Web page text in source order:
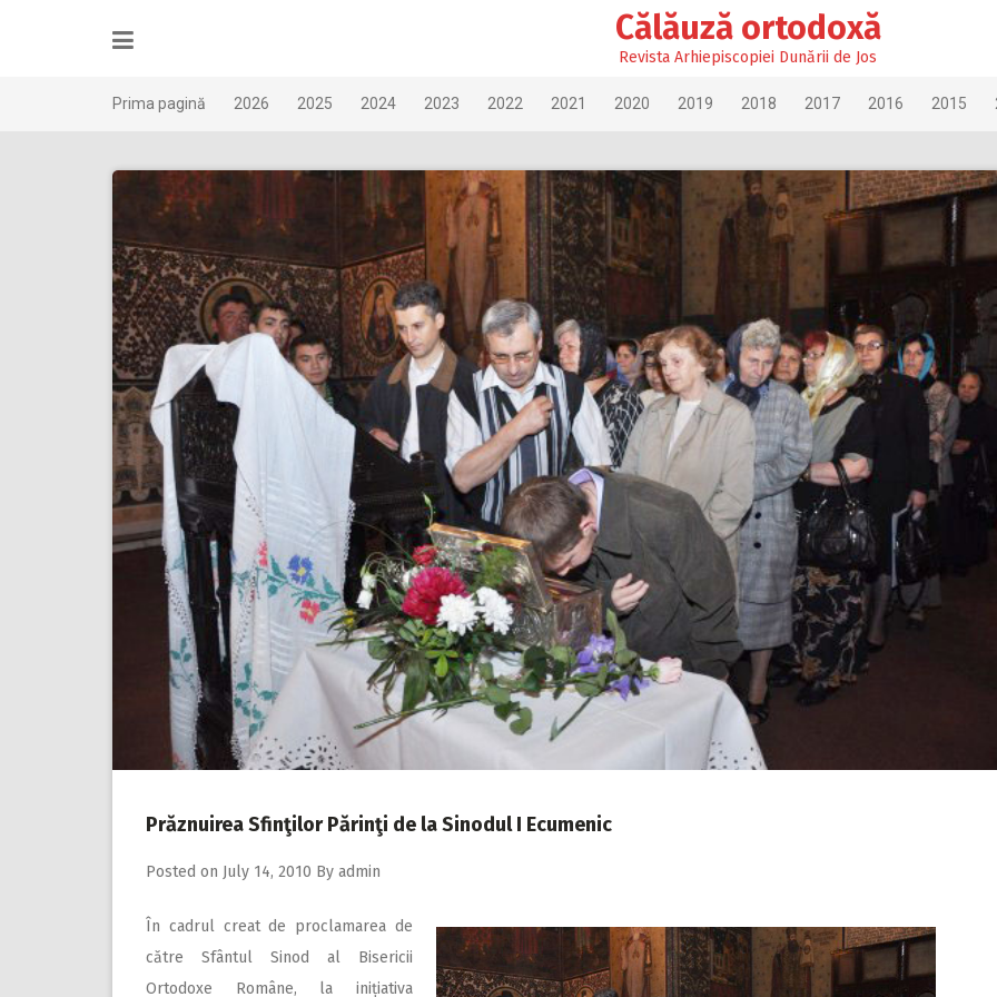
Călăuză ortodoxă
Revista Arhiepiscopiei Dunării de Jos
Prima pagină 2026 2025 2024 2023 2022 2021 2020 2019 2018 2017 2016 2015
Prăznuirea Sfinţilor Părinţi de la Sinodul I Ecumenic
Posted on July 14, 2010 By admin
În cadrul creat de proclamarea de
către Sfântul Sinod al Bisericii
Ortodoxe Române, la inițiativa